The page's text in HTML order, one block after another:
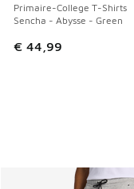
Primaire-College T-Shirts
Sencha - Abysse - Green
€ 44,99